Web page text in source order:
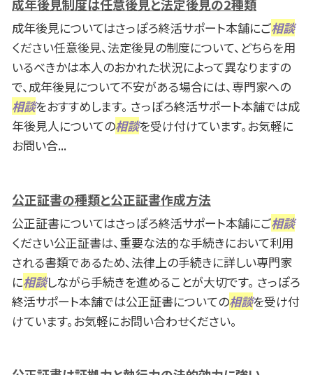
成年後見制度は任意後見と法定後見の2種類
成年後見についてはさっぽろ終活サポート本舗にご相談
ください任意後見、法定後見の制度について、どちらを用
いるべきかは本人のおかれた状況によって異なりますの
で、成年後見について不安がある場合には、専門家への
相談をおすすめします。 さっぽろ終活サポート本舗では成
年後見人についての相談を受け付けています。お気軽に
お問い合...
公正証書の種類と公正証書作成方法
公正証書についてはさっぽろ終活サポート本舗にご相談
ください公正証書は、重要な法的な手続きにおいて利用
される書類であるため、法律上の手続きに詳しい専門家
に相談しながら手続きを進めることが大切です。 さっぽろ
終活サポート本舗では公正証書についての相談を受け付
けています。お気軽にお問い合わせください。